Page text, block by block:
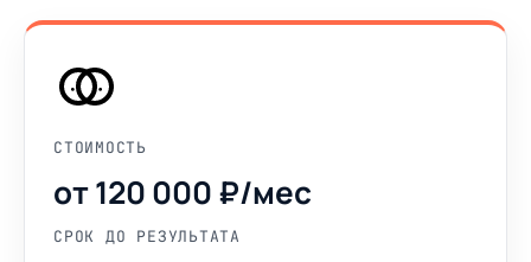
СТОИМОСТЬ
от 120 000 ₽/мес
СРОК ДО РЕЗУЛЬТАТА